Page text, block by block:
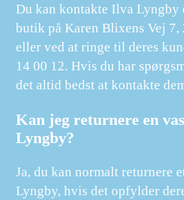
Du kan kontakte Ilva Lyngby
butik på Karen Blixens Vej 7,
eller ved at ringe til deres
14 00 12. Hvis du har
det altid bedst at kontakte
Kan jeg returnere en
Lyngby?
Ja, du kan normalt returnere
Lyngby, hvis det opfylder